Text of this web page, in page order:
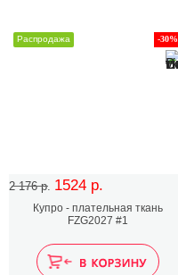
2 176 р. 1524 р.
-30%
Распродажа
Купро - плательная ткань
FZG2027 #1